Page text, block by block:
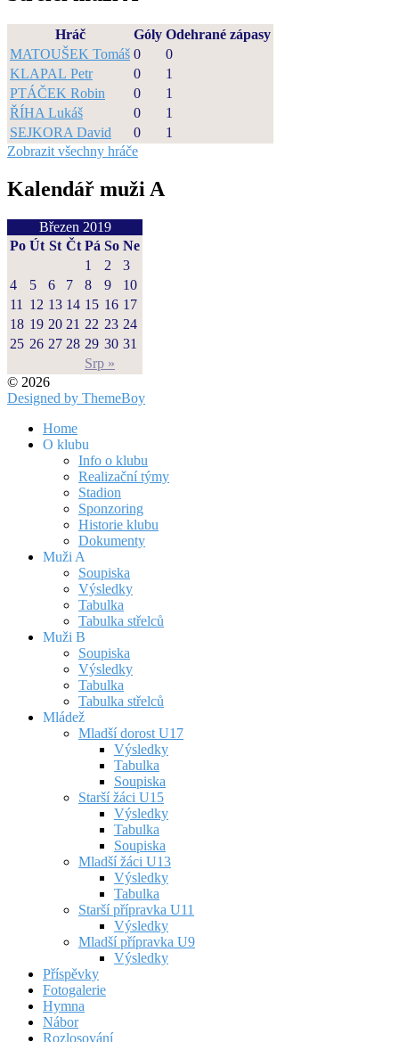
Hráč Góly Odehrané zápasy
MATOUŠEK Tomáš 0
0
KLAPAL Petr
0
1
PTÁČEK Robin
0
1
ŘÍHA Lukáš
0
1
SEJKORA David
0
1
Zobrazit všechny hráče
Kalendář muži A
Březen 2019
Po Út St Čt Pá So Ne
Srp »
1 2
3
4
5 6 7 8 9
10
11
12 13 14 15 16 17
18 19 20 21 22 23 24
25 26 27 28 29 30 31
© 2026
Designed by ThemeBoy
Home
O klubu
Info o klubu
Realizační týmy
Stadion
Sponzoring
Historie klubu
Dokumenty
Muži A
Soupiska
Výsledky
Tabulka
Tabulka střelců
Muži B
Soupiska
Výsledky
Tabulka
Tabulka střelců
Mládež
Mladší dorost U17
Výsledky
Tabulka
Soupiska
Starší žáci U15
Výsledky
Tabulka
Soupiska
Mladší žáci U13
Výsledky
Tabulka
Starší přípravka U11
Výsledky
Mladší přípravka U9
Výsledky
Příspěvky
Fotogalerie
Hymna
Nábor
Rozlosování